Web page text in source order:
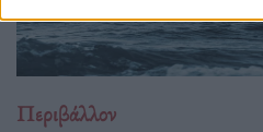
Περιβάλλον